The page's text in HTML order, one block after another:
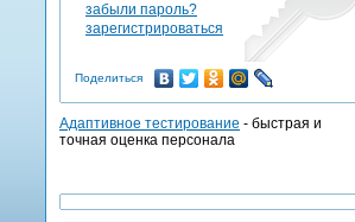
забыли пароль?
зарегистрироваться
Поделиться
Адаптивное тестирование - быстрая и
точная оценка персонала